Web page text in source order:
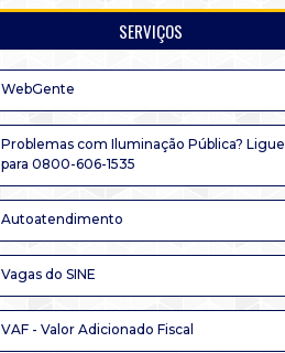
SERVIÇOS
WebGente
Problemas com Iluminação Pública? Ligue
para 0800-606-1535
Autoatendimento
Vagas do SINE
VAF - Valor Adicionado Fiscal